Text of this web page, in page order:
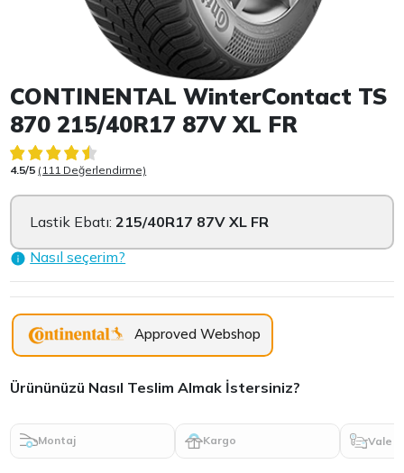
Item 1 of 1
CONTINENTAL WinterContact TS
870 215/40R17 87V XL FR
4.5/5 (111 Değerlendirme)
Lastik Ebatı:215/40R17 87V XL FR
Nasıl seçerim?
Approved Webshop
Ürününüzü Nasıl Teslim Almak İstersiniz?
Montaj Kargo Vale